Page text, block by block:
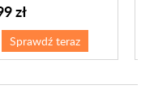
zł
Sprawdź teraz